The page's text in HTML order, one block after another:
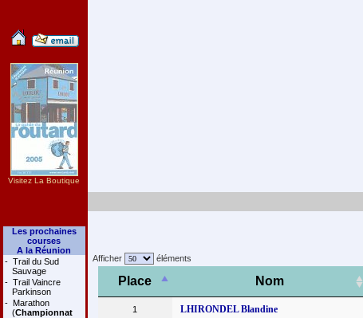
Visitez La Boutique
Les prochaines
courses
A la Réunion
- Trail du Sud
Sauvage
- Trail Vaincre
Parkinson
- Marathon
(Championnat
Afficher éléments
Place Nom
1 LHIRONDEL Blandine